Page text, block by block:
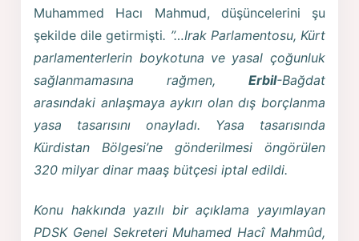
Muhammed Hacı Mahmud, düşüncelerini şu
şekilde dile getirmişti. ”…Irak Parlamentosu, Kürt
parlamenterlerin boykotuna ve yasal çoğunluk
sağlanmamasına rağmen, Erbil-Bağdat
arasındaki anlaşmaya aykırı olan dış borçlanma
yasa tasarısını onayladı. Yasa tasarısında
Kürdistan Bölgesi’ne gönderilmesi öngörülen
320 milyar dinar maaş bütçesi iptal edildi.
Konu hakkında yazılı bir açıklama yayımlayan
PDSK Genel Sekreteri Muhamed Hacî Mahmûd,